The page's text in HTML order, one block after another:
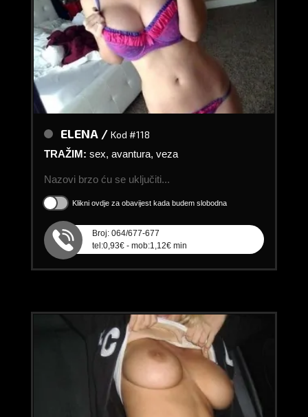
ELENA / Kod #118
TRAŽIM: sex, avantura, veza
Nazovi brzo ću se uključiti...
Klikni ovdje za obavijest kada budem slobodna
Broj: 064/677-677
tel:0,93€ - mob:1,12€ min